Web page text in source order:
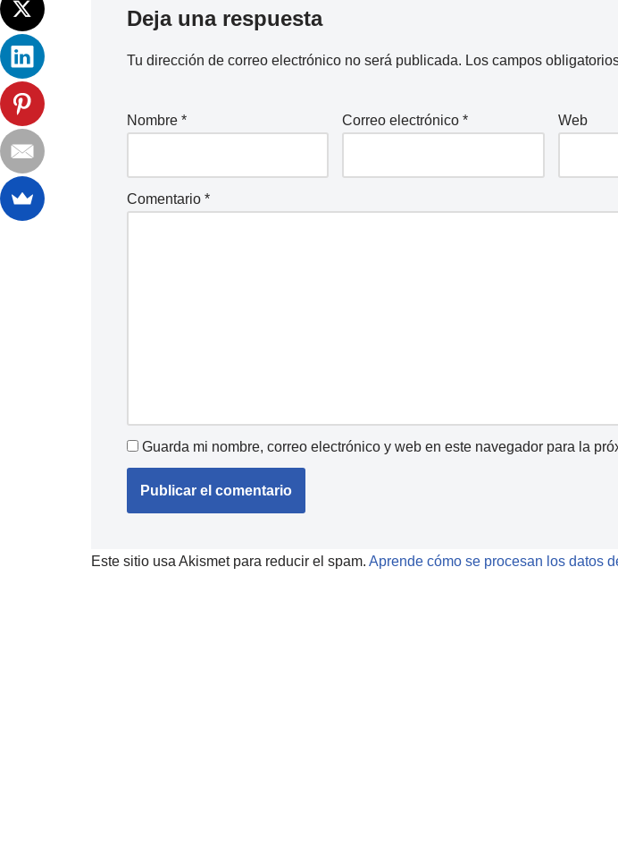
Deja una respuesta
Tu dirección de correo electrónico no será publicada. Los campos
Nombre * Correo electrónico* Web
Comentario *
Guarda mi nombre, correo electrónico y web en este navegador para la
Este sitio usa Akismet para reducir el spam. Aprende cómo se procesan los datos